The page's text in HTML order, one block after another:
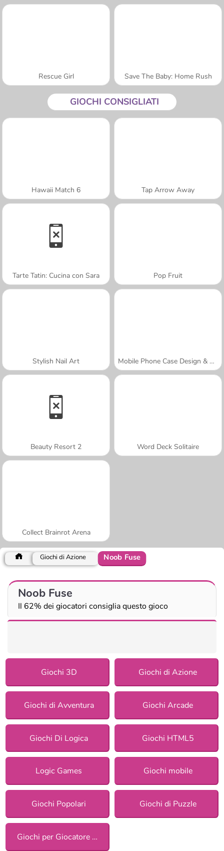
Rescue Girl Save The Baby: Home Rush
GIOCHI CONSIGLIATI
Hawaii Match 6 Tap Arrow Away
Tarte Tatin: Cucina con Sara Pop Fruit
Stylish Nail Art Mobile Phone Case Design & DIY
Beauty Resort 2 Word Deck Solitaire
Collect Brainrot Arena
Giochi di Azione Noob Fuse
Noob Fuse
Il 62% dei giocatori consiglia questo gioco
Giochi 3D Giochi di Azione
Giochi di Avventura Giochi Arcade
Giochi Di Logica Giochi HTML5
Logic Games Giochi mobile
Giochi Popolari Giochi di Puzzle
Giochi per Giocatore Singolo